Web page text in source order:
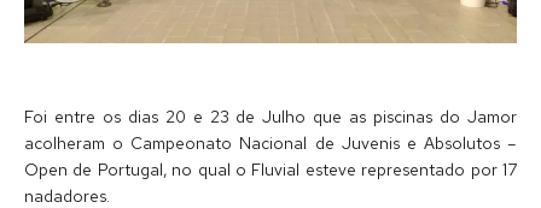
Foi entre os dias 20 e 23 de Julho que as piscinas do Jamor
acolheram o Campeonato Nacional de Juvenis e Absolutos –
Open de Portugal, no qual o Fluvial esteve representado por 17
nadadores.